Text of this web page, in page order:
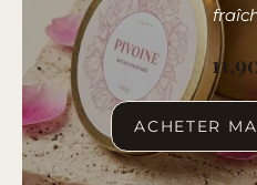
ACHETER